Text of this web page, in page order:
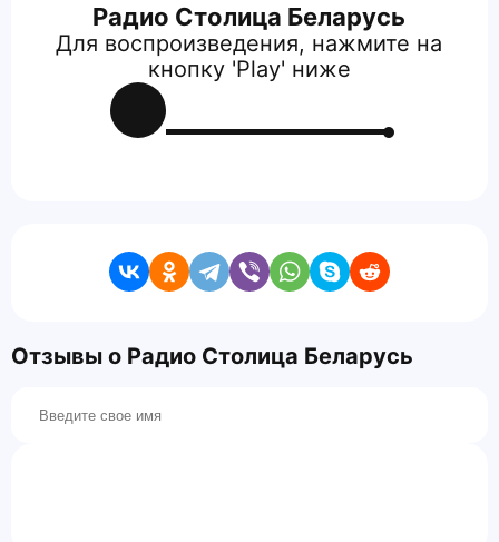
Радио Столица Беларусь
Для воспроизведения, нажмите на
кнопку 'Play' ниже
Отзывы о Радио Столица Беларусь